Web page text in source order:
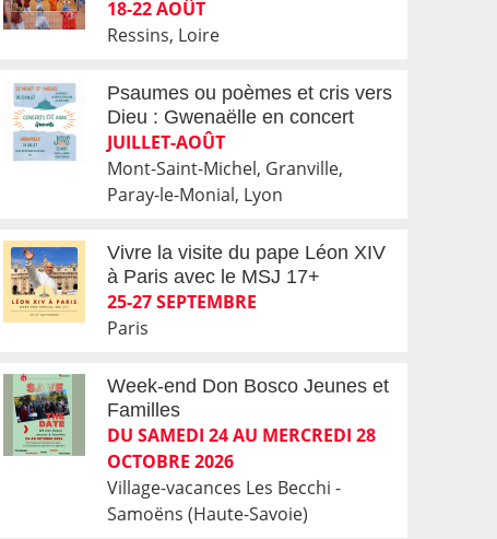
18-22 AOÛT
Ressins, Loire
Psaumes ou poèmes et cris vers
Dieu : Gwenaëlle en concert
JUILLET-AOÛT
Mont-Saint-Michel, Granville,
Paray-le-Monial, Lyon
Vivre la visite du pape Léon XIV
à Paris avec le MSJ 17+
25-27 SEPTEMBRE
Paris
Week-end Don Bosco Jeunes et
Familles
DU SAMEDI 24 AU MERCREDI 28
OCTOBRE 2026
Village-vacances Les Becchi -
Samoëns (Haute-Savoie)